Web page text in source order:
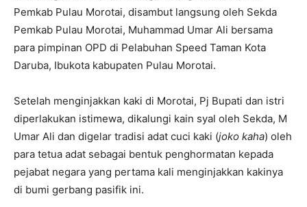
Pemkab Pulau Morotai, disambut langsung oleh Sekda
Pemkab Pulau Morotai, Muhammad Umar Ali bersama
para pimpinan OPD di Pelabuhan Speed Taman Kota
Daruba, Ibukota kabupaten Pulau Morotai.
Setelah menginjakkan kaki di Morotai, Pj Bupati dan istri
diperlakukan istimewa, dikalungi kain syal oleh Sekda, M
Umar Ali dan digelar tradisi adat cuci kaki (joko kaha) oleh
para tetua adat sebagai bentuk penghormatan kepada
pejabat negara yang pertama kali menginjakkan kakinya
di bumi gerbang pasifik ini.